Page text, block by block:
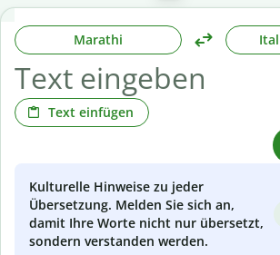
Marathi
Text einfügen
Kulturelle Hinweise zu jeder
Übersetzung. Melden Sie sich an,
damit Ihre Worte nicht nur übersetzt,
sondern verstanden werden.